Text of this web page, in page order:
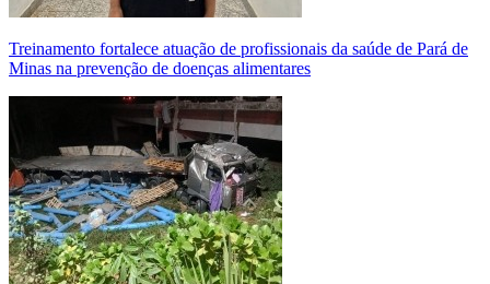
Treinamento fortalece atuação de profissionais da saúde de Pará de
Minas na prevenção de doenças alimentares